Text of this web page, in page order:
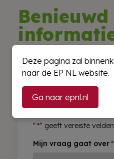
bedrijf?
"*" geeft vereiste
Mijn vraag gaat over*
Deze pagina zal
naar de EP NL website.
Ga naar epnl.nl